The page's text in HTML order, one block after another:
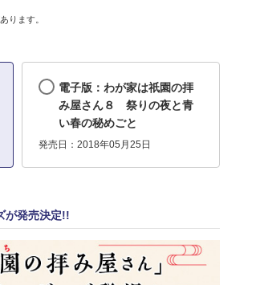
ります。
電子版：わが家は祇園の拝
み屋さん８ 祭りの夜と青
い春の秘めごと
発売日：2018年05月25日
が発売決定!!